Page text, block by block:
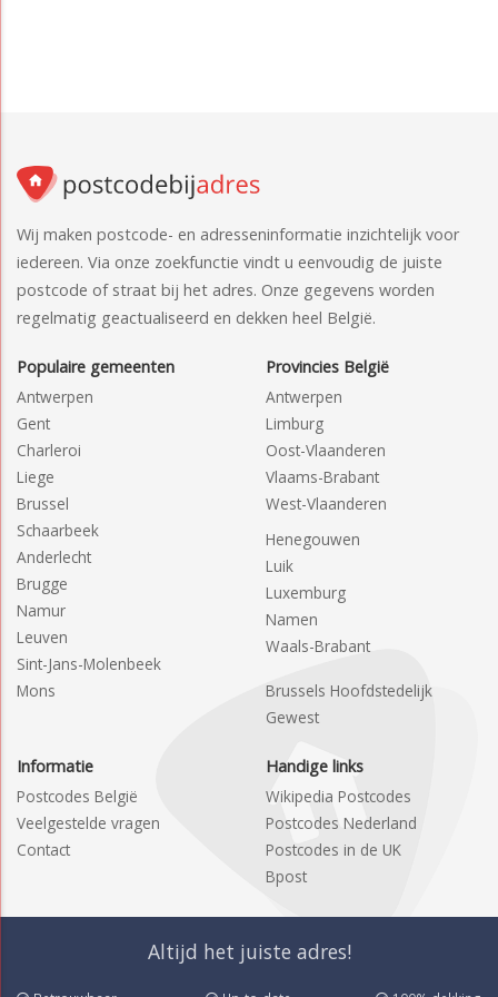
Wij maken postcode- en adresseninformatie inzichtelijk voor
iedereen. Via onze zoekfunctie vindt u eenvoudig de juiste
postcode of straat bij het adres. Onze gegevens worden
regelmatig geactualiseerd en dekken heel België.
Populaire gemeenten
Antwerpen
Gent
Charleroi
Liege
Brussel
Schaarbeek
Anderlecht
Brugge
Namur
Leuven
Sint-Jans-Molenbeek
Mons
Provincies België
Antwerpen
Limburg
Oost-Vlaanderen
Vlaams-Brabant
West-Vlaanderen
Henegouwen
Luik
Luxemburg
Namen
Waals-Brabant
Brussels Hoofdstedelijk
Gewest
Informatie
Postcodes België
Veelgestelde vragen
Contact
Handige links
Wikipedia Postcodes
Postcodes Nederland
Postcodes in de UK
Bpost
Altijd het juiste adres!